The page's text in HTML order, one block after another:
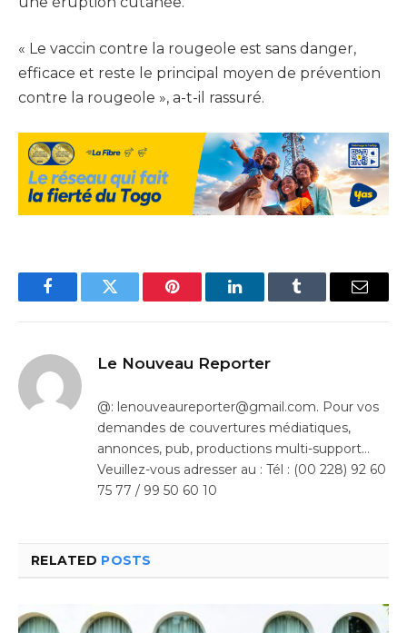
« Le vaccin contre la rougeole est sans danger,
efficace et reste le principal moyen de prévention
contre la rougeole », a-t-il rassuré.
FacebookTwitter Pinterest LinkedInTumblr Email
Le Nouveau Reporter
@: lenouveaureporter@gmail.com. Pour vos
demandes de couvertures médiatiques,
annonces, pub, productions multi-support…
Veuillez-vous adresser au : Tél : (00 228) 92 60
75 77 / 99 50 60 10
RELATED POSTS